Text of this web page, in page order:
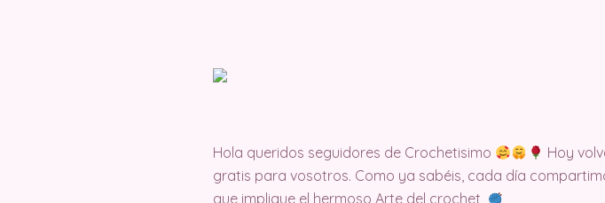
Hola queridos seguidores de Crochetisimo
Hoy
gratis para vosotros. Como ya sabéis, cada día
que implique el hermoso Arte del crochet